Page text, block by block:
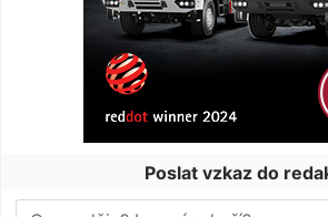
Poslat vzkaz do